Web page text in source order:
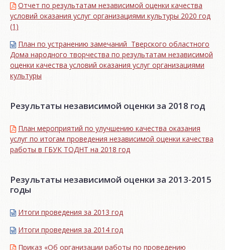
Отчет по результатам независимой оценки качества
условий оказания услуг организациями культуры 2020 год
(1)
План по устранению замечаний Тверского областного
Дома народного творчества по результатам независимой
оценки качества условий оказания услуг организациями
культуры
Результаты независимой оценки за 2018 год
План мероприятий по улучшению качества оказания
услуг по итогам проведения независимой оценки качества
работы в ГБУК ТОДНТ на 2018 год
Результаты независимой оценки за 2013-2015
годы
Итоги проведения за 2013 год
Итоги проведения за 2014 год
Приказ «Об организации работы по проведению